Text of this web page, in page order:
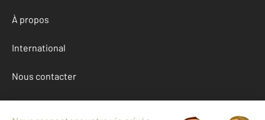
À propos
International
Nous contacter